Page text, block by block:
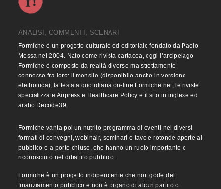
ANALISI, COMMENTI, SCENARI
Formiche è un progetto culturale ed editoriale fondato da Paolo
Messa nel 2004. Nato come rivista cartacea, oggi l’arcipelago
Formiche è composto da realtà diverse ma strettamente
connesse fra loro: il mensile (disponibile anche in versione
elettronica), la testata quotidiana on-line Formiche.net, le riviste
specializzate Airpress e Healthcare Policy e il sito in inglese ed
arabo Decode39.
Formiche vanta poi un nutrito programma di eventi nei diversi
formati di convegni, webinair, seminari e tavole rotonde aperte al
pubblico e a porte chiuse, che hanno un ruolo importante e
riconosciuto nel dibattito pubblico.
Formiche è un progetto indipendente che non gode del
finanziamento pubblico e non è organo di alcun partito o